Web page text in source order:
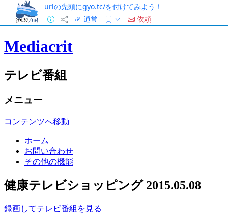
urlの先頭にgyo.tc/を付けてみよう！
通常
依頼